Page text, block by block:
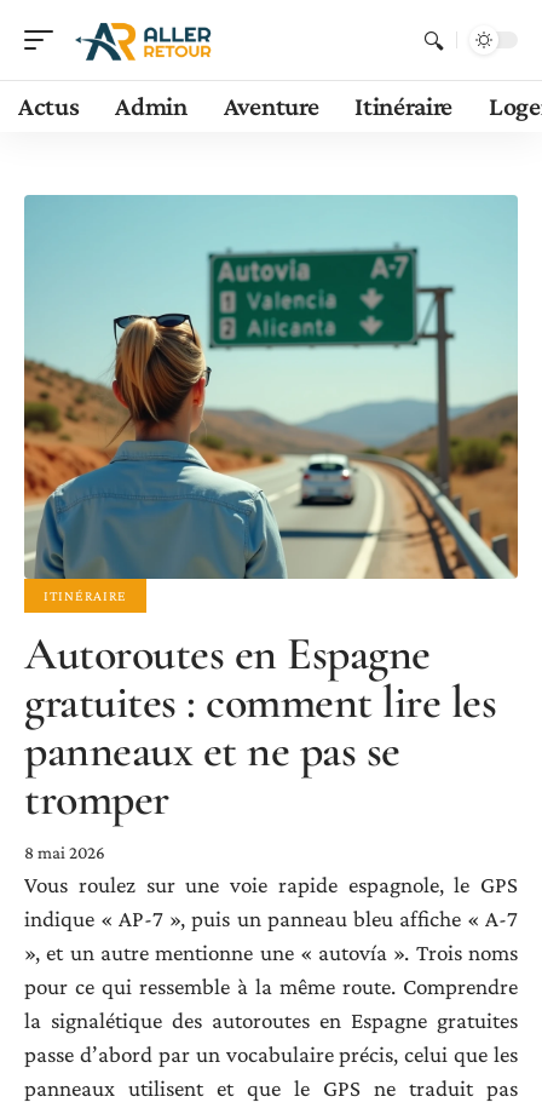
Actus Admin Aventure Itinéraire
ITINÉRAIRE
Autoroutes en Espagne
gratuites : comment lire les
panneaux et ne pas se
tromper
8 mai 2026
Vous roulez sur une voie rapide espagnole, le GPS
indique « AP-7 », puis un panneau bleu affiche « A-7
», et un autre mentionne une « autovía ». Trois noms
pour ce qui ressemble à la même route. Comprendre
la signalétique des autoroutes en Espagne gratuites
passe d’abord par un vocabulaire précis, celui que les
panneaux utilisent et que le GPS ne traduit pas